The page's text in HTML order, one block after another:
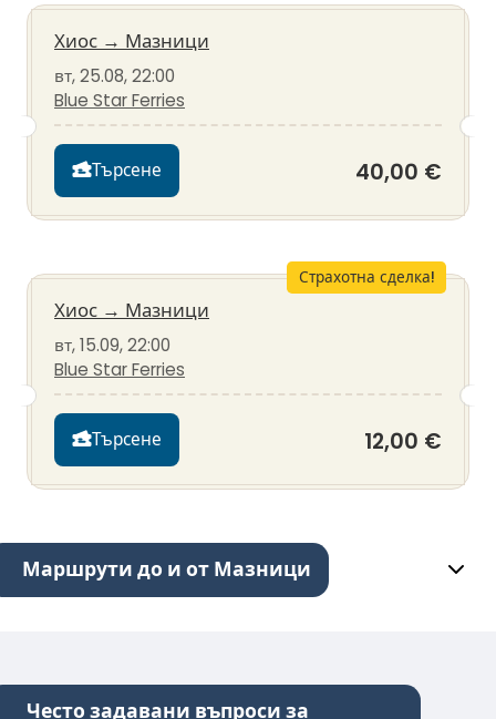
Хиос → Мазници
вт, 25.08, 22:00
Blue Star Ferries
Търсене 40,00 €
Страхотна сделка!
Хиос → Мазници
вт, 15.09, 22:00
Blue Star Ferries
Търсене 12,00 €
Маршрути до и от Мазници
Често задавани въпроси за